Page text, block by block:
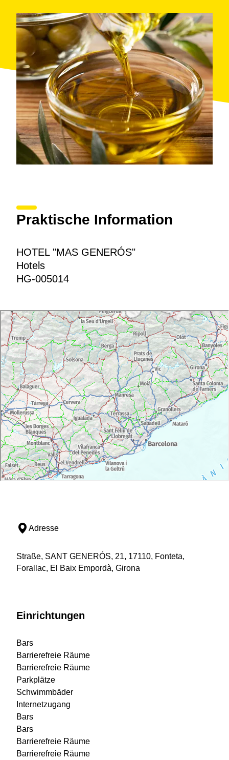
Praktische Information
HOTEL "MAS GENERÓS"
Hotels
HG-005014
Adresse
Straße, SANT GENERÓS, 21, 17110, Fonteta,
Forallac, El Baix Empordà, Girona
Einrichtungen
Bars
Barrierefreie Räume
Barrierefreie Räume
Parkplätze
Schwimmbäder
Internetzugang
Bars
Bars
Barrierefreie Räume
Barrierefreie Räume